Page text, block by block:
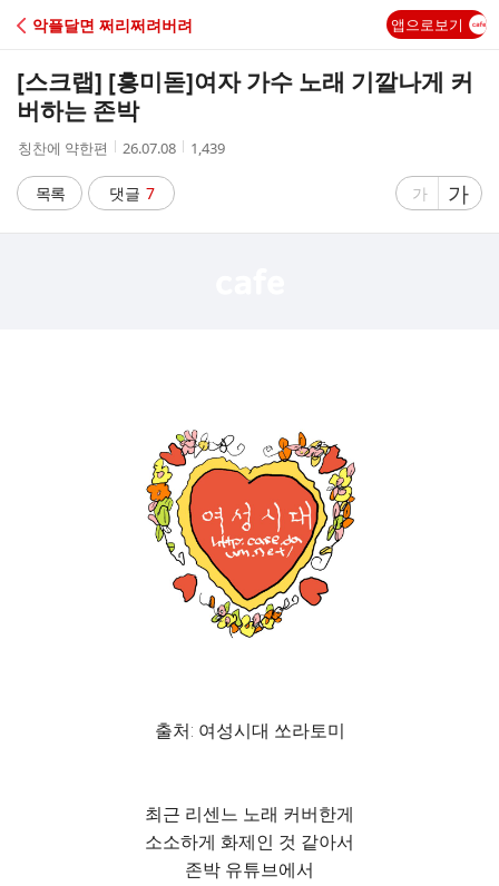
C
A
악플달면 쩌리쩌려버려 앱으로보기
[스크랩] [흥미돋]여자 가수 노래 기깔나게 커
버하는 존박
작
자
칭찬에 약한편
작
시
간
26.07.08
조
1,439
목록 댓글 7
글
가
글
자
가
출처: 여성시대 쏘라토미
최근 리센느 노래 커버한게
소소하게 화제인 것 같아서
존박 유튜브에서